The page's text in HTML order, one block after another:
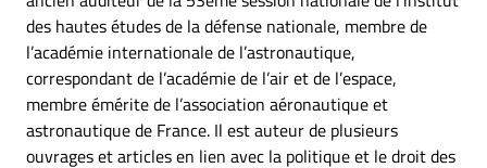
des hautes études de la défense nationale, membre de
l’académie internationale de l’astronautique,
correspondant de l’académie de l’air et de l’espace,
membre émérite de l’association aéronautique et
astronautique de France. Il est auteur de plusieurs
ouvrages et articles en lien avec la politique et le droit des